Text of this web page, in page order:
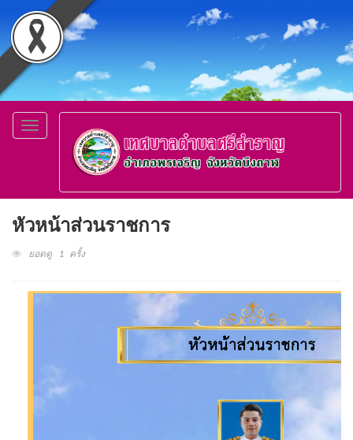
Toggle
navigation
หัวหน้าส่วนราชการ
ยอดดู 1 ครั้ง